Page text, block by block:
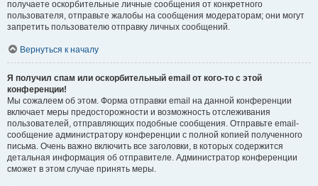
получаете оскорбительные личные сообщения от конкретного
пользователя, отправьте жалобы на сообщения модераторам; они могут
запретить пользователю отправку личных сообщений.
Вернуться к началу
Я получил спам или оскорбительный email от кого-то с этой
конференции!
Мы сожалеем об этом. Форма отправки email на данной конференции
включает меры предосторожности и возможность отслеживания
пользователей, отправляющих подобные сообщения. Отправьте email-
сообщение администратору конференции с полной копией полученного
письма. Очень важно включить все заголовки, в которых содержится
детальная информация об отправителе. Администратор конференции
сможет в этом случае принять меры.